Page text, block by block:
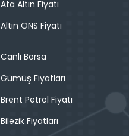
Ata Altın Fiyatı
Altın ONS Fiyatı
Canlı Borsa
Gümüş Fiyatları
Brent Petrol Fiyatı
Bilezik Fiyatları